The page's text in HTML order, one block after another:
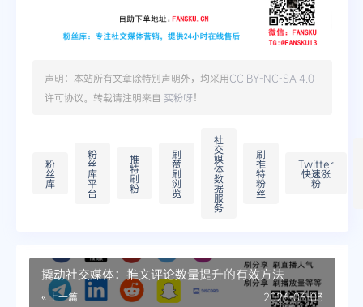
声明：本站所有文章除特别声明外，均采用CC BY-NC-SA 4.0
许可协议。转载请注明来自 买粉呀！
粉
丝
库
粉
丝
库
平
台
推
特
刷
粉
刷
赞
刷
浏
览
社
交
媒
体
数
据
服
务
刷
推
特
粉
丝
Twitter
快速涨
粉
撬动社交媒体：推文评论数量提升的有效方法
« 上一篇 2026-06-03